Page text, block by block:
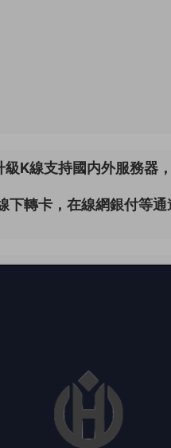
K線支持國内外服務器
下轉卡，在線網銀付等通